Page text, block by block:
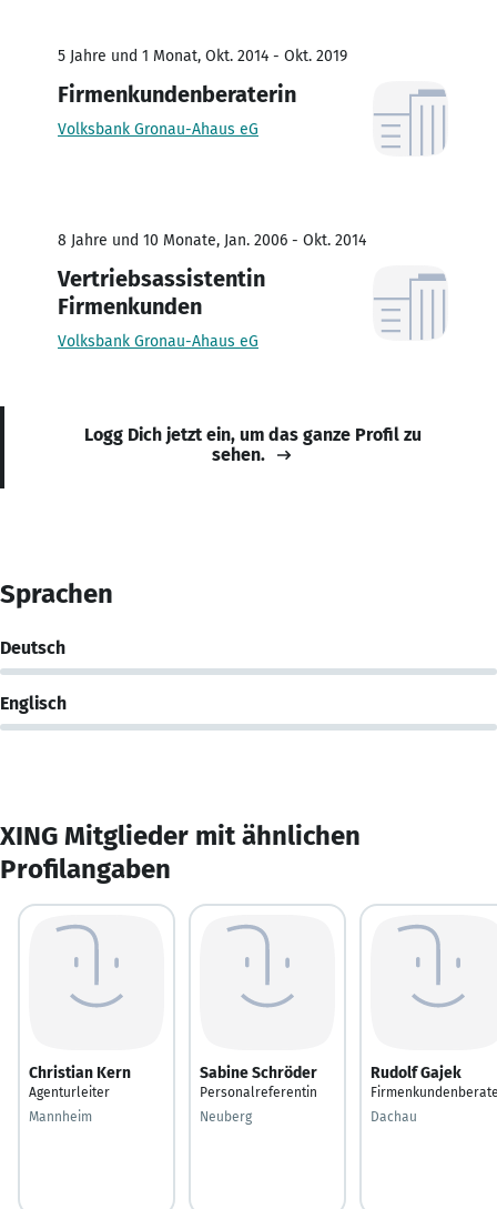
5 Jahre und 1 Monat, Okt. 2014 - Okt. 2019
Firmenkundenberaterin
Volksbank Gronau-Ahaus eG
8 Jahre und 10 Monate, Jan. 2006 - Okt. 2014
Vertriebsassistentin
Firmenkunden
Volksbank Gronau-Ahaus eG
Logg Dich jetzt ein, um das ganze Profil zu
sehen.
Sprachen
Deutsch
Englisch
XING Mitglieder mit ähnlichen
Profilangaben
Christian Kern
Agenturleiter
Mannheim
Sabine Schröder
Personalreferentin
Neuberg
Rudolf Gajek
Dachau